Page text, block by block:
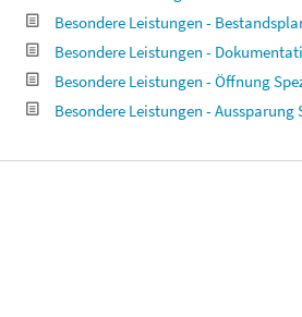
Besondere Leistungen -
Besondere Leistungen -
Besondere Leistungen - Öffnung
Besondere Leistungen - Aussparung